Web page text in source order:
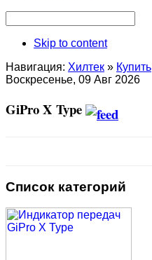
Skip to content
Навигация: Хилтек » Купить
Воскресенье, 09 Авг 2026
GiPro X Type
Список категорий